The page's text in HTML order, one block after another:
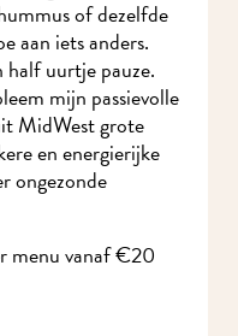
of dezelfde
aan iets anders.
half uurtje pauze.
mijn passievolle
MidWest grote
en energierijke
ongezonde
menu vanaf €20